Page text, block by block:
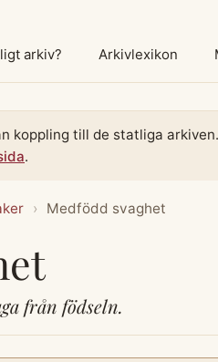
arkiv? Arkivlexikon
koppling till de statliga
.
› Medfödd svaghet
från födseln.